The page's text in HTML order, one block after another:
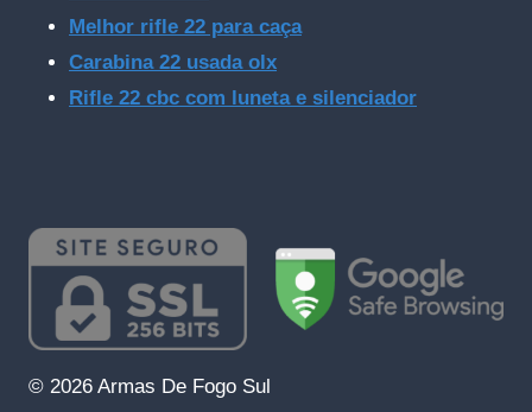
Melhor rifle 22 para caça
Carabina 22 usada olx
Rifle 22 cbc com luneta e silenciador
© 2026 Armas De Fogo Sul